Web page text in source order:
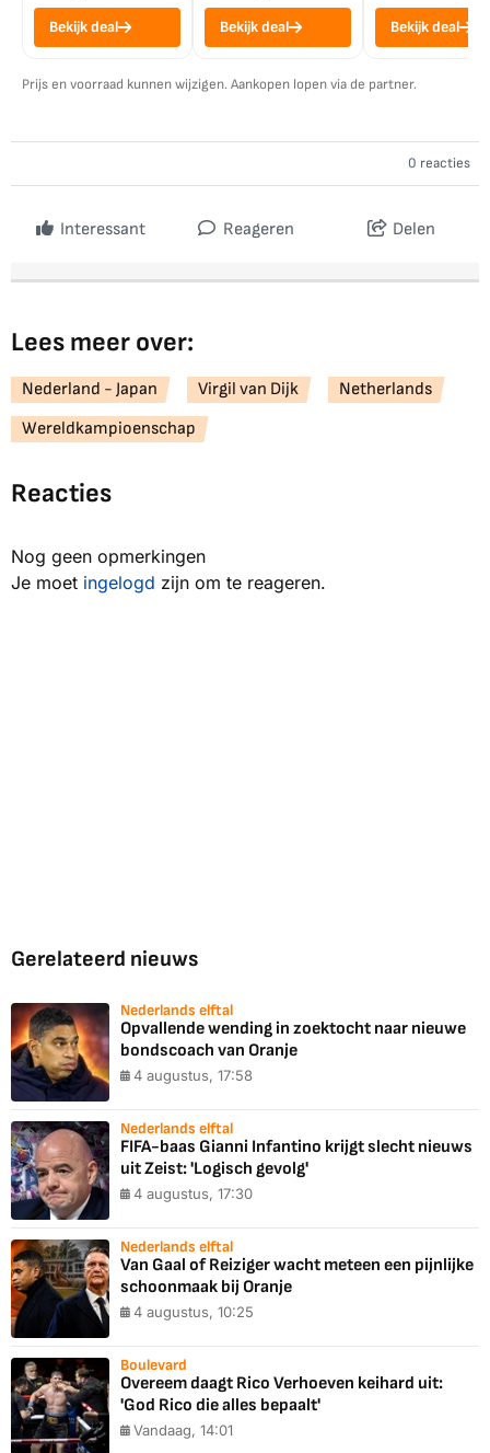
Bekijk deal Bekijk deal Bekijk deal
Prijs en voorraad kunnen wijzigen. Aankopen lopen via de partner.
0 reacties
Interessant Reageren Delen
Lees meer over:
Nederland - Japan Virgil van Dijk
Netherlands
Wereldkampioenschap
Reacties
Nog geen opmerkingen
Je moet ingelogd zijn om te reageren.
Gerelateerd nieuws
Nederlands elftal
Opvallende wending in zoektocht naar nieuwe
bondscoach van Oranje
4 augustus, 17:58
Nederlands elftal
FIFA-baas Gianni Infantino krijgt slecht nieuws
uit Zeist: 'Logisch gevolg'
4 augustus, 17:30
Nederlands elftal
Van Gaal of Reiziger wacht meteen een pijnlijke
schoonmaak bij Oranje
4 augustus, 10:25
Boulevard
Overeem daagt Rico Verhoeven keihard uit:
'God Rico die alles bepaalt'
Vandaag, 14:01